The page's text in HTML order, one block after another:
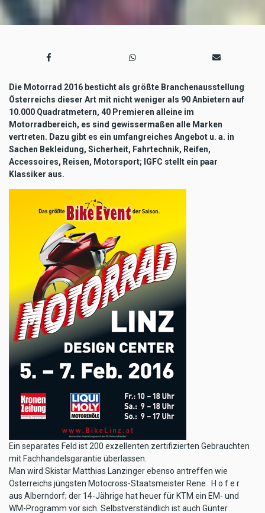
Die Motorrad 2016 besticht als größte Branchenausstellung
Österreichs dieser Art mit nicht weniger als 90 Anbietern auf
10.000 Quadratmetern, 40 Premieren alleine im
Motorradbereich, es sind gewissermaßen alle Marken
vertreten. Dazu gibt es ein umfangreiches Angebot u. a. in
Sachen Bekleidung, Sicherheit, Fahrtechnik, Reifen,
Accessoires, Reisen, Motorsport; IGFC stellt ein paar
Klassiker aus.
Ein separates Feld ist 200 exzellenten zertifizierten Gebrauchten
mit Fachhandelsgarantie überlassen.
Man wird Skistar Matthias Lanzinger ebenso antreffen wie
Österreichs jüngsten Motocross-Staatsmeister Rene H o f e r
aus Alberndorf; der 14-Jährige hat heuer für KTM ein EM- und
WM-Programm vor sich. Selbstverständlich ist auch Günter